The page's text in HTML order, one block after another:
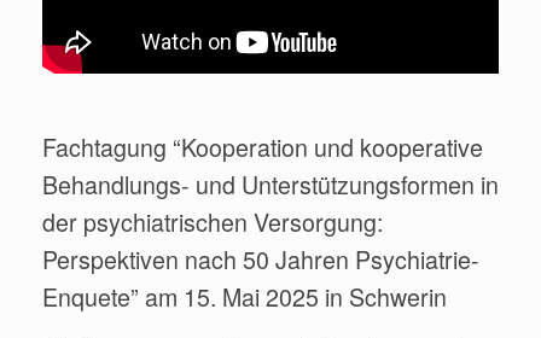
Fachtagung “Kooperation und kooperative
Behandlungs- und Unterstützungsformen in
der psychiatrischen Versorgung:
Perspektiven nach 50 Jahren Psychiatrie-
Enquete” am 15. Mai 2025 in Schwerin